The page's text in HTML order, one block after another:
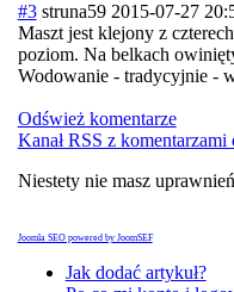
#3 struna59 2015-07-27
Maszt jest klejony z
poziom. Na belkach
Wodowanie - tradycyjnie -
Odśwież komentarze
Kanał RSS z komentarzami
Niestety nie masz
Joomla SEO powered by JoomSEF
Jak dodać artykuł?